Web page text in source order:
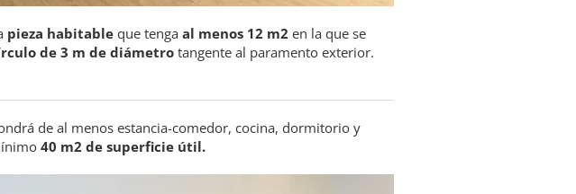
pieza habitableque tenga al menos 12 m2 en la que se
de 3 m de diámetrotangente al paramento exterior.
de al menos estancia-comedor, cocina, dormitorio y
40 m2 de superficie útil.